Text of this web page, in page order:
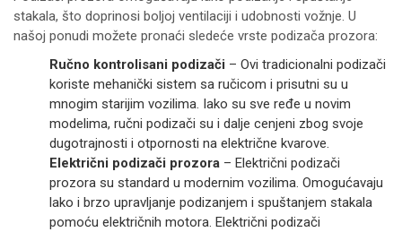
stakala, što doprinosi boljoj ventilaciji i udobnosti vožnje. U
našoj ponudi možete pronaći sledeće vrste podizača prozora:
Ručno kontrolisani podizači – Ovi tradicionalni podizači
koriste mehanički sistem sa ručicom i prisutni su u
mnogim starijim vozilima. Iako su sve ređe u novim
modelima, ručni podizači su i dalje cenjeni zbog svoje
dugotrajnosti i otpornosti na električne kvarove.
Električni podizači prozora – Električni podizači
prozora su standard u modernim vozilima. Omogućavaju
lako i brzo upravljanje podizanjem i spuštanjem stakala
pomoću električnih motora. Električni podizači